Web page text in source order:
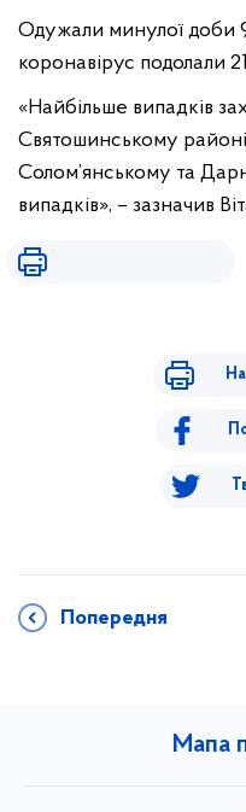
Одужали минулої доби
коронавірус подолали
«Найбільше випадків
Святошинському
Солом’янському та
випадків», – зазначив
Попередня
Мапа